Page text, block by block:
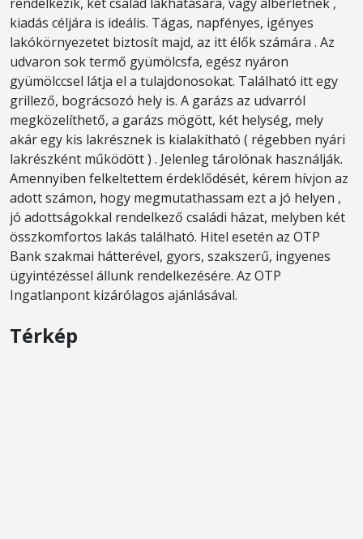
kiadás céljára is ideális. Tágas, napfényes, igényes
lakókörnyezetet biztosít majd, az itt élők számára . Az
udvaron sok termő gyümölcsfa, egész nyáron
gyümölccsel látja el a tulajdonosokat. Található itt egy
grillező, bográcsozó hely is. A garázs az udvarról
megközelíthető, a garázs mögött, két helység, mely
akár egy kis lakrésznek is kialakítható ( régebben nyári
lakrészként működött ) . Jelenleg tárolónak használják.
Amennyiben felkeltettem érdeklődését, kérem hívjon az
adott számon, hogy megmutathassam ezt a jó helyen ,
jó adottságokkal rendelkező családi házat, melyben két
összkomfortos lakás található. Hitel esetén az OTP
Bank szakmai hátterével, gyors, szakszerű, ingyenes
ügyintézéssel állunk rendelkezésére. Az OTP
Ingatlanpont kizárólagos ajánlásával.
Térkép